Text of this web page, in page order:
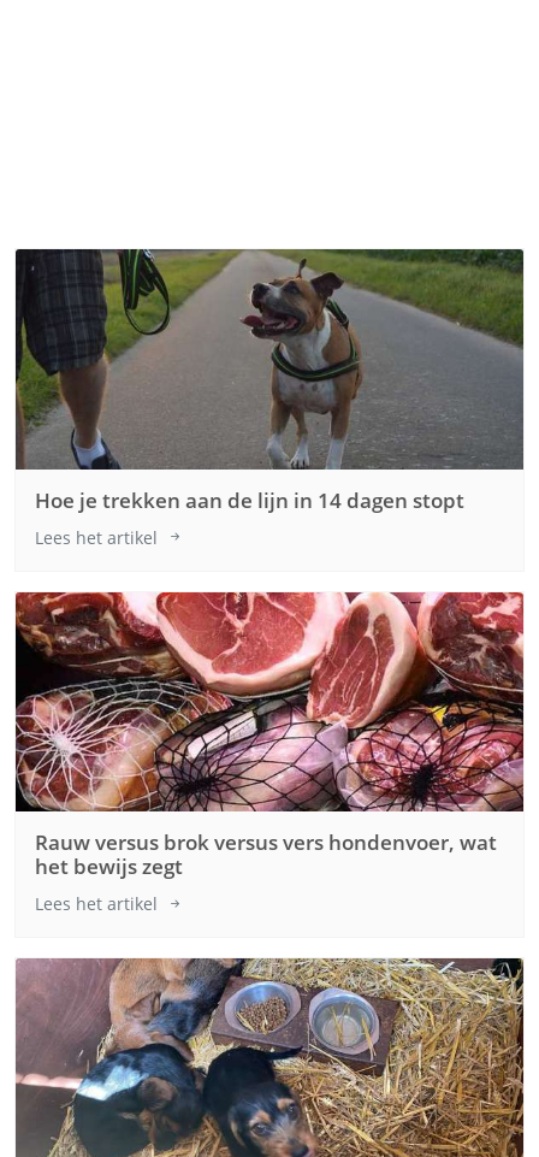
Hoe je trekken aan de lijn in 14 dagen stopt
Lees het artikel
Rauw versus brok versus vers hondenvoer, wat
het bewijs zegt
Lees het artikel